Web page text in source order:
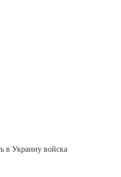
в Украину войска